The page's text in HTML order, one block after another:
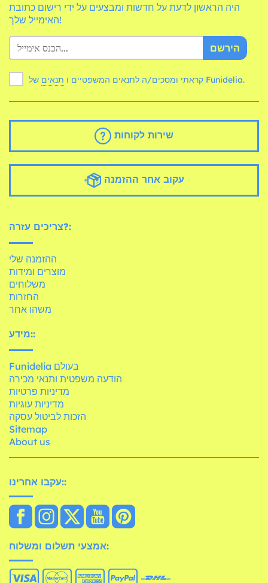
היה הראשון לדעת על חדשות ומבצעים על ידי רישום כתובת
האימייל שלך!
הירשם
קראתי ומסכים/ה לתנאים המשפטיים ו תנאים של Funidelia.
שירות לקוחות
עקוב אחר ההזמנה
צריכים עזרה?:
ההזמנה שלי
מוצרים ומידות
משלוחים
החזרות
משהו אחר
מידע::
Funidelia בעולם
הודעה משפטית ותנאי מכירה
מדיניות פרטיות
מדיניות עוגיות
הזכות לביטול עסקה
Sitemap
About us
עקבו אחרינו::
אמצעי תשלום ומשלוח: